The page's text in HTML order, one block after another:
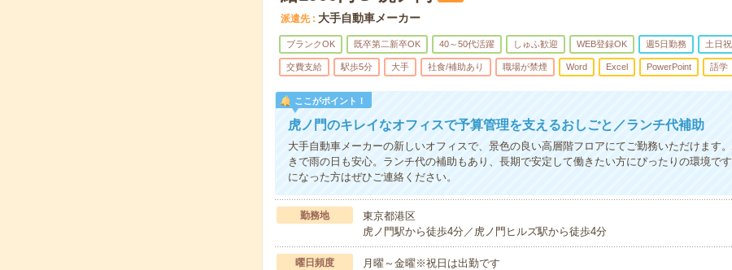
派遣先 大手自動車メーカー
ブランクOK 既卒第二新卒OK 40～50代活躍 しゅふ歓迎 WEB登録OK 週5日勤務 土日
交費支給 駅歩5分 大手 社食/補助あり 職場が禁煙 Word Excel PowerPoint 語学
ここがポイント！
虎ノ門のキレイなオフィスで予算管理を支えるおしごと／ランチ代補助
大手自動車メーカーの新しいオフィスで、景色の良い高層階フロアにてご勤務いただけます
きで雨の日も安心。ランチ代の補助もあり、長期で安定して働きたい方にぴったりの環境で
になった方はぜひご連絡ください。
勤務地
東京都港区
虎ノ門駅から徒歩4分／虎ノ門ヒルズ駅から徒歩4分
曜日頻度 月曜～金曜※祝日は出勤です